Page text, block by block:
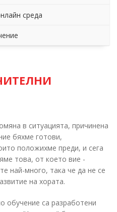
среда
в ситуацията, причинена
бяхме готови,
положихме преди, и сега
това, от което вие -
най-много, така че да не се
на хората.
обучение са разработени